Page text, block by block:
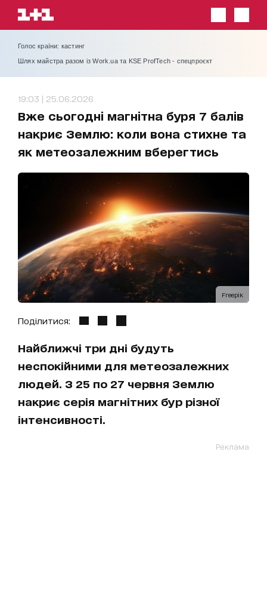
Голос країни: кастинг
Шлях майстра разом із Work.ua та KSE ProfTech - спецпроєкт
19:03 | 25.06.2026
Вже сьогодні магнітна буря 7 балів
накриє Землю: коли вона стихне та
як метеозалежним вберегтись
Freepik
Поділитися:
Найближчі три дні будуть
неспокійними для метеозалежних
людей. З 25 по 27 червня Землю
накриє серія магнітних бур різної
інтенсивності.
Реклама